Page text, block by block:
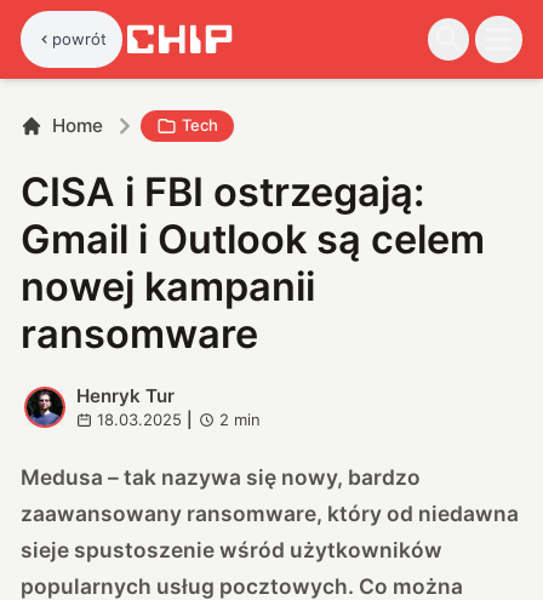
powrót
Home Tech
CISA i FBI ostrzegają:
Gmail i Outlook są celem
nowej kampanii
ransomware
H
Henryk Tur
18.03.2025 2 min
Medusa – tak nazywa się nowy, bardzo
zaawansowany ransomware, który od niedawna
sieje spustoszenie wśród użytkowników
popularnych usług pocztowych. Co można